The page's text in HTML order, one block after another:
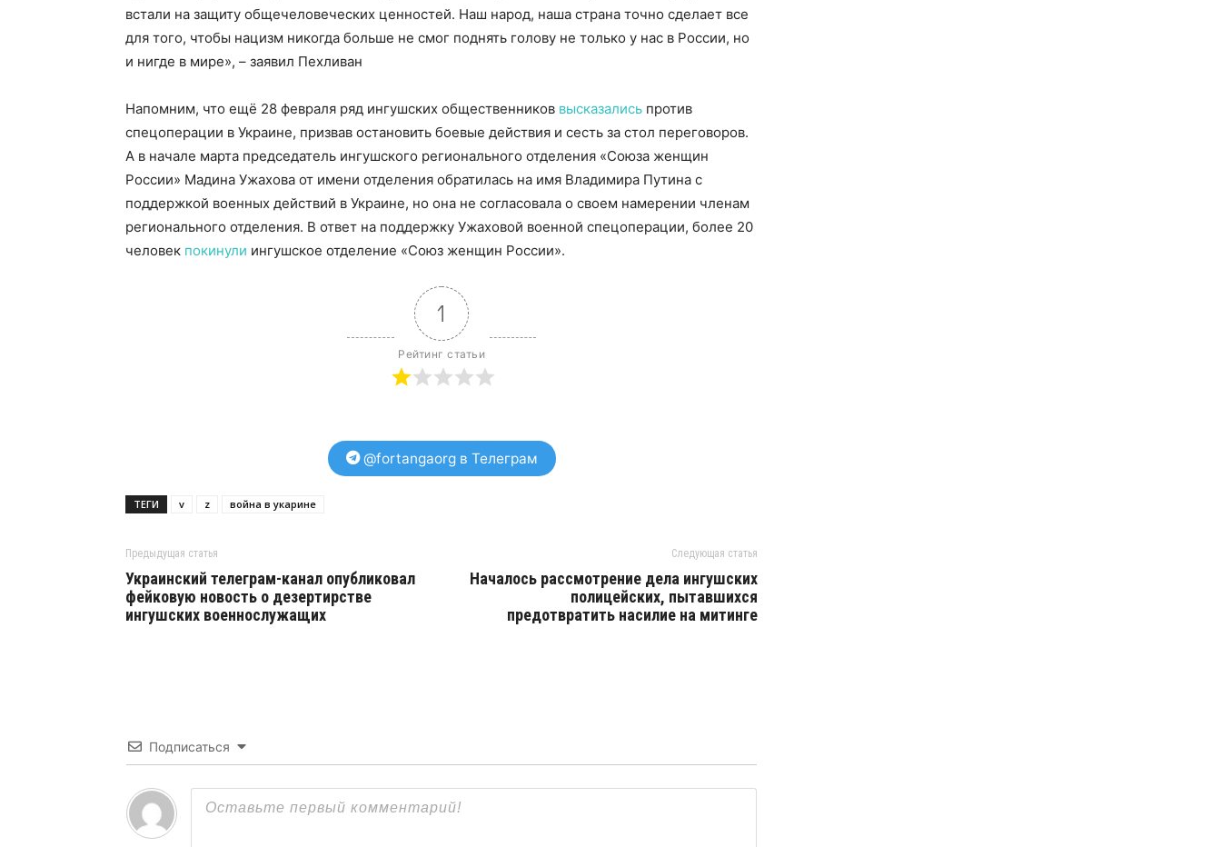
встали на защиту общечеловеческих ценностей. Наш народ, наша страна точно сделает все
для того, чтобы нацизм никогда больше не смог поднять голову не только у нас в России, но
и нигде в мире», – заявил Пехливан
Напомним, что ещё 28 февраля ряд ингушских общественников высказались против
спецоперации в Украине, призвав остановить боевые действия и сесть за стол переговоров.
А в начале марта председатель ингушского регионального отделения «Союза женщин
России» Мадина Ужахова от имени отделения обратилась на имя Владимира Путина с
поддержкой военных действий в Украине, но она не согласовала о своем намерении членам
регионального отделения. В ответ на поддержку Ужаховой военной спецоперации, более 20
человек покинули ингушское отделение «Союз женщин России».
1
Рейтинг статьи
@fortangaorg в Телеграм
ТЕГИ v z война в укарине
Предыдущая статья
Украинский телеграм-канал опубликовал
фейковую новость о дезертирстве
ингушских военнослужащих
Следующая статья
Началось рассмотрение дела ингушских
полицейских, пытавшихся
предотвратить насилие на митинге
Подписаться